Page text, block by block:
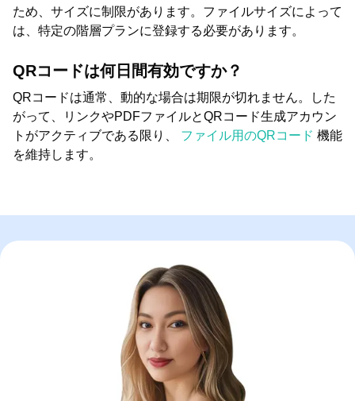
ため、サイズに制限があります。ファイルサイズによって
は、特定の階層プランに登録する必要があります。
QRコードは何日間有効ですか？
QRコードは通常、動的な場合は期限が切れません。した
がって、リンクやPDFファイルとQRコード生成アカウン
トがアクティブである限り、 ファイル用のQRコード 機能
を維持します。